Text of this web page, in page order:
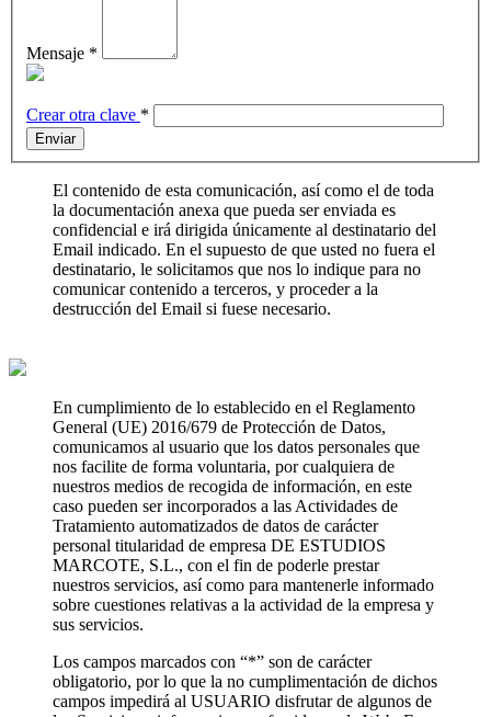
Mensaje *
Crear otra clave *
Enviar
El contenido de esta comunicación, así como el de toda
la documentación anexa que pueda ser enviada es
confidencial e irá dirigida únicamente al destinatario del
Email indicado. En el supuesto de que usted no fuera el
destinatario, le solicitamos que nos lo indique para no
comunicar contenido a terceros, y proceder a la
destrucción del Email si fuese necesario.
En cumplimiento de lo establecido en el Reglamento
General (UE) 2016/679 de Protección de Datos,
comunicamos al usuario que los datos personales que
nos facilite de forma voluntaria, por cualquiera de
nuestros medios de recogida de información, en este
caso pueden ser incorporados a las Actividades de
Tratamiento automatizados de datos de carácter
personal titularidad de empresa DE ESTUDIOS
MARCOTE, S.L., con el fin de poderle prestar
nuestros servicios, así como para mantenerle informado
sobre cuestiones relativas a la actividad de la empresa y
sus servicios.
Los campos marcados con “*” son de carácter
obligatorio, por lo que la no cumplimentación de dichos
campos impedirá al USUARIO disfrutar de algunos de